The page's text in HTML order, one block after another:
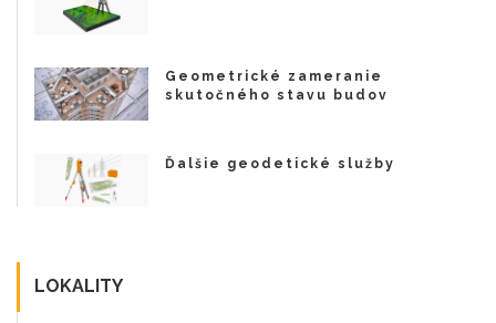
Geometrické zameranie
skutočného stavu budov
Ďalšie geodetické služby
LOKALITY